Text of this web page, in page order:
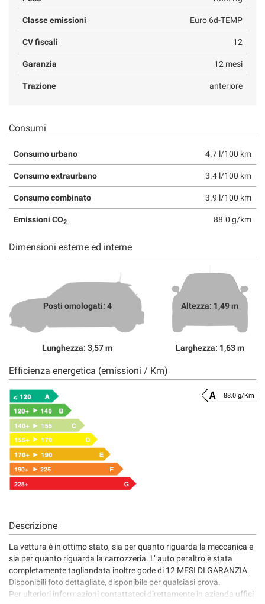
Classe emissioni Euro 6d-TEMP
CV fiscali 12
Garanzia 12 mesi
Trazione anteriore
Consumi
Consumo urbano 4.7 l/100 km
Consumo extraurbano 3.4 l/100 km
Consumo combinato 3.9 l/100 km
Emissioni CO2 88.0 g/km
Dimensioni esterne ed interne
Posti omologati: 4
Lunghezza: 3,57 m
Altezza: 1,49 m
Larghezza: 1,63 m
Efficienza energetica (emissioni / Km)
88.0 g/Km
Descrizione
La vettura è in ottimo stato, sia per quanto riguarda la meccanica e
sia per quanto riguarda la carrozzeria. L’ auto peraltro è stata
completamente tagliandata inoltre gode di 12 MESI DI GARANZIA.
Disponibili foto dettagliate, disponibile per qualsiasi prova.
Per ulteriori informazioni contattateci direttamente in azienda uffici